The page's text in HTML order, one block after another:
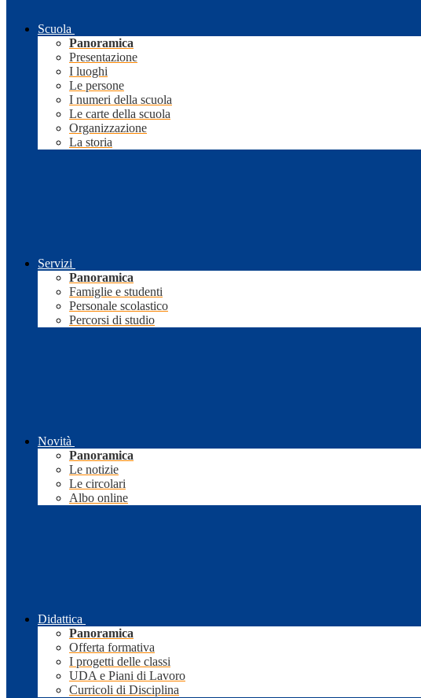
Scuola
Panoramica
Presentazione
I luoghi
Le persone
I numeri della scuola
Le carte della scuola
Organizzazione
La storia
Servizi
Panoramica
Famiglie e studenti
Personale scolastico
Percorsi di studio
Novità
Panoramica
Le notizie
Le circolari
Albo online
Didattica
Panoramica
Offerta formativa
I progetti delle classi
UDA e Piani di Lavoro
Curricoli di Disciplina